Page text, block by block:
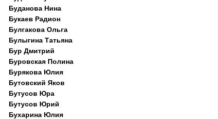
Буданова Нина
Букаев Радион
Булгакова Ольга
Булыгина Татьяна
Бур Дмитрий
Буровская Полина
Бурякова Юлия
Бутовский Яков
Бутусов Юра
Бутусов Юрий
Бухарина Юлия